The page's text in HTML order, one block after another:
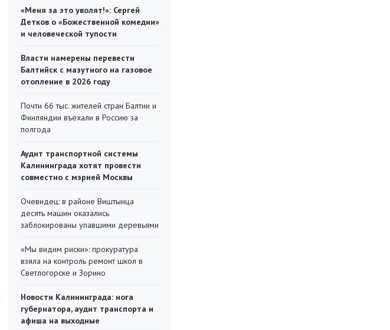
«Меня за это уволят!»: Сергей
Детков о «Божественной комедии»
и человеческой тупости
Власти намерены перевести
Балтийск с мазутного на газовое
отопление в 2026 году
Почти 66 тыс. жителей стран Балтии и
Финляндии въехали в Россию за
полгода
Аудит транспортной системы
Калининграда хотят провести
совместно с мэрией Москвы
Очевидец: в районе Виштынца
десять машин оказались
заблокированы упавшими деревьями
«Мы видим риски»: прокуратура
взяла на контроль ремонт школ в
Светлогорске и Зорино
Новости Калининграда: нога
губернатора, аудит транспорта и
афиша на выходные